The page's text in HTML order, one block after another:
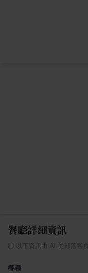
餐廳詳細資訊
以下資訊由 AI 從部落客
餐種